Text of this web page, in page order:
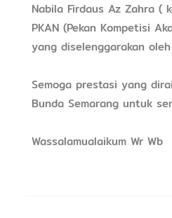
Nabila Firdaus Az Zahra (
PKAN (Pekan Kompetisi
yang diselenggarakan
Semoga prestasi yang
Bunda Semarang untuk
Wassalamualaikum Wr Wb